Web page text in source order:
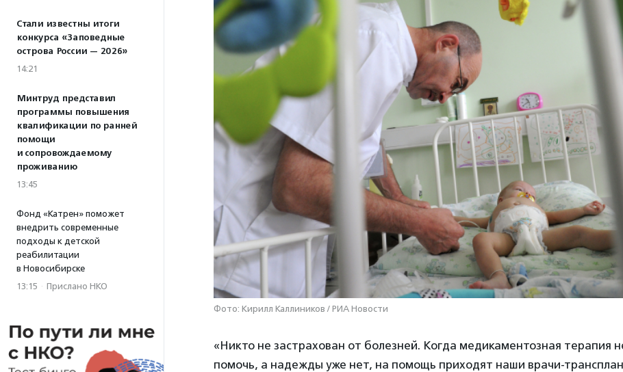
Стали известны итоги
конкурса «Заповедные
острова России — 2026»
14:21
Минтруд представил
программы повышения
квалификации по ранней
помощи
и сопровождаемому
проживанию
13:45
Фонд «Катрен» поможет
внедрить современные
подходы к детской
реабилитации
в Новосибирске
13:15 · Прислано НКО
Фото: Кирилл Каллиников / РИА Новости
«Никто не застрахован от болезней. Когда медикаментозная терапия
помочь, а надежды уже нет, на помощь приходят наши врачи-